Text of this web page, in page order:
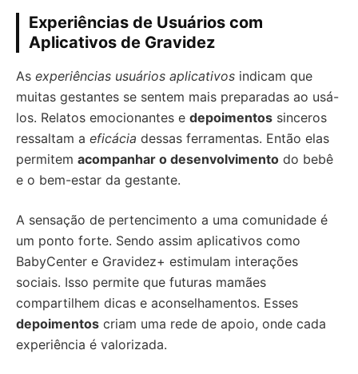
Experiências de Usuários com
Aplicativos de Gravidez
As experiências usuários aplicativos indicam que
muitas gestantes se sentem mais preparadas ao usá-
los. Relatos emocionantes e depoimentos sinceros
ressaltam a eficácia dessas ferramentas. Então elas
permitem acompanhar o desenvolvimento do bebê
e o bem-estar da gestante.
A sensação de pertencimento a uma comunidade é
um ponto forte. Sendo assim aplicativos como
BabyCenter e Gravidez+ estimulam interações
sociais. Isso permite que futuras mamães
compartilhem dicas e aconselhamentos. Esses
depoimentos criam uma rede de apoio, onde cada
experiência é valorizada.